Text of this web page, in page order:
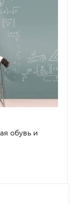
обувь и